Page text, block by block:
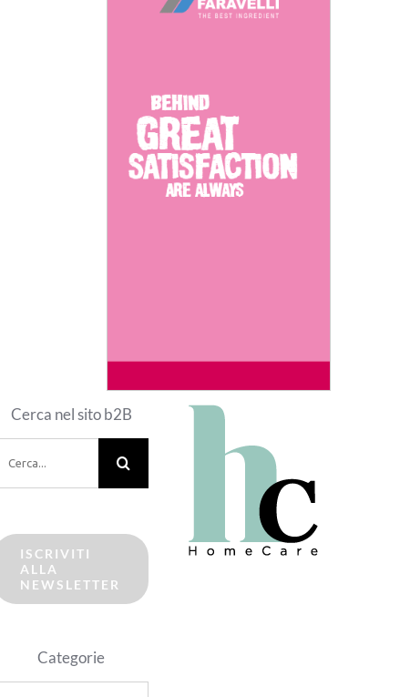
Cerca nel sito b2B
per:
ISCRIVITI
ALLA
NEWSLETTER
Categorie